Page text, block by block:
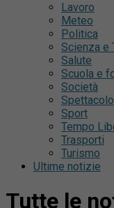
Lavoro
Meteo
Politica
Scienza e
Salute
Scuola e
Società
Spettacolo
Sport
Tempo
Trasporti
Turismo
Ultime notizie
Tutte le